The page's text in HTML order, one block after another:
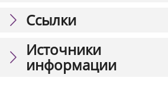
Ссылки
Источники
информации